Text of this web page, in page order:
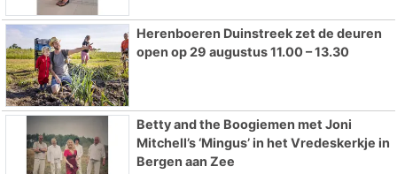
Herenboeren Duinstreek zet de deuren
open op 29 augustus 11.00 – 13.30
Betty and the Boogiemen met Joni
Mitchell’s ‘Mingus’ in het Vredeskerkje in
Bergen aan Zee